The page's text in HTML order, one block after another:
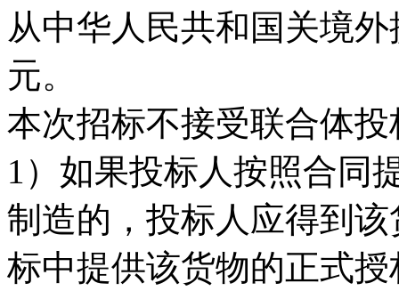
从中华人民共和国关境
元。
本次招标不接受联合体投
1）如果投标人按照合同
制造的，投标人应得到
标中提供该货物的正式